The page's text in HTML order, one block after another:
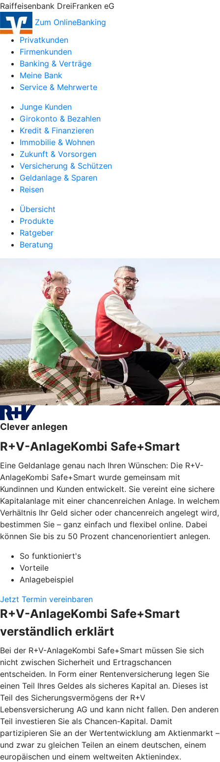
Raiffeisenbank DreiFranken eG
Zum OnlineBanking
Privatkunden
Firmenkunden
Banking & Verträge
Meine Bank
Service & Mehrwerte
Junge Kunden
Girokonto & Bezahlen
Kredit & Finanzieren
Immobilie & Wohnen
Zukunft & Vorsorgen
Versicherung & Schützen
Geldanlage & Sparen
Reisen
Übersicht
Produkte
Ratgeber
Beratung
Clever anlegen
R+V-AnlageKombi Safe+Smart
Eine Geldanlage genau nach Ihren Wünschen: Die R+V-
AnlageKombi Safe+Smart wurde gemeinsam mit
Kundinnen und Kunden entwickelt. Sie vereint eine sichere
Kapitalanlage mit einer chancenreichen Anlage. In welchem
Verhältnis Ihr Geld sicher oder chancenreich angelegt wird,
bestimmen Sie – ganz einfach und flexibel online. Dabei
können Sie bis zu 50 Prozent chancenorientiert anlegen.
So funktioniert's
Vorteile
Anlagebeispiel
Jetzt Termin vereinbaren
R+V-AnlageKombi Safe+Smart
verständlich erklärt
Bei der R+V-AnlageKombi Safe+Smart müssen Sie sich
nicht zwischen Sicherheit und Ertragschancen
entscheiden. In Form einer Rentenversicherung legen Sie
einen Teil Ihres Geldes als sicheres Kapital an. Dieses ist
Teil des Sicherungsvermögens der R+V
Lebensversicherung AG und kann nicht fallen. Den anderen
Teil investieren Sie als Chancen-Kapital. Damit
partizipieren Sie an der Wertentwicklung am Aktienmarkt –
und zwar zu gleichen Teilen an einem deutschen, einem
europäischen und einem weltweiten Aktienindex.